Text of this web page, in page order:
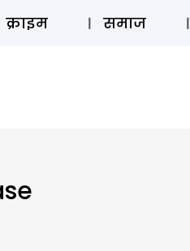
ऑडियो स्टोरी लॉग इन
क्राइम समाज